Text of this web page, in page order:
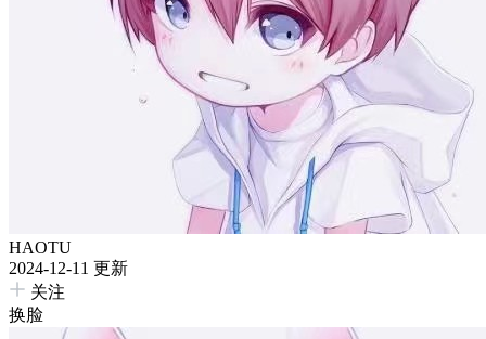
HAOTU
2024-12-11 更新
关注
换脸